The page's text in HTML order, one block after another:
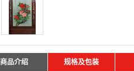
商品介绍 规格及包装